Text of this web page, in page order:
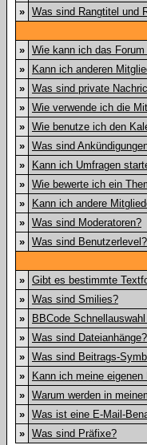
» Was sind Rangtitel und
» Wie kann ich das
»
Kann ich anderen
» Was sind private
» Wie verwende ich die
» Wie benutze ich den
» Was sind
»
Kann ich Umfragen
» Wie bewerte ich ein
»
Kann ich andere
» Was sind Moderatoren?
» Was sind Benutzerlevel?
» Gibt es bestimmte
» Was sind Smilies?
»
BBCode
» Was sind Dateianhänge?
» Was sind Beitrags-
»
Kann ich meine eigenen
» Warum werden in
» Was ist eine E-Mail-
» Was sind Präfixe?